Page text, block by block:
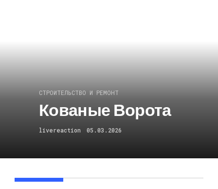
СТРОИТЕЛЬСТВО И РЕМОНТ
Кованые Ворота
livereaction 05.03.2026